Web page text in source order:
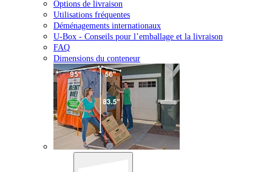
Options de livraison
Utilisations fréquentes
Déménagements internationaux
U-Box - Conseils pour l’emballage et la livraison
FAQ
Dimensions du conteneur